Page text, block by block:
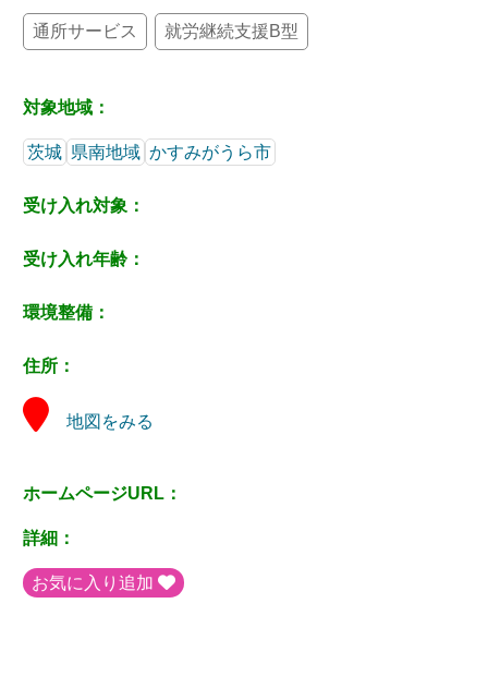
通所サービス 就労継続支援B型
対象地域：
茨城 県南地域 かすみがうら市
受け入れ対象：
受け入れ年齢：
環境整備：
住所：
地図をみる
ホームページURL：
詳細：
お気に入り追加